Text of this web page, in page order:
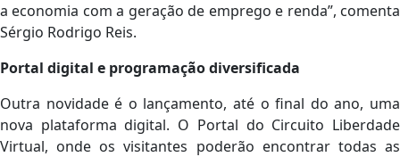
a economia com a geração de emprego e renda”, comenta
Sérgio Rodrigo Reis.
Portal digital e programação diversificada
Outra novidade é o lançamento, até o final do ano, uma
nova plataforma digital. O Portal do Circuito Liberdade
Virtual, onde os visitantes poderão encontrar todas as